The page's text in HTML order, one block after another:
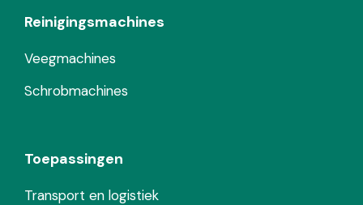
Reinigingsmachines
Veegmachines
Schrobmachines
Toepassingen
Transport en logistiek